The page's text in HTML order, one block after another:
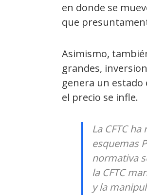
en donde se
que
Asimismo,
grandes,
genera un
el precio se infle.
La CFTC
esquemas
normativa
la CFTC
y la